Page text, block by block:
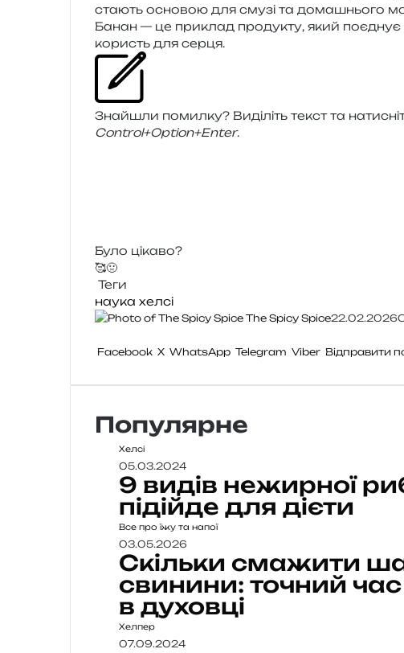
ста­ють осно­вою для смузі та дома­шньо­го
Банан — це при­клад про­ду­кту, який поєд­нує
користь для серця.
Знайшли помил­ку? Виділіть текст та
Control+Option+Enter.
Було цікаво?
🥰🤢
Теги
наука хелсі
The Spicy Spice22.02.2026
Facebook X WhatsApp Telegram Viber Відправити
Популярне
Хелсі
05.03.2024
9 видів нежирної
підійде для дієти
Все про їжу та напої
03.05.2026
Скільки смажити
свинини: точний
в духовці
Хелпер
07.09.2024